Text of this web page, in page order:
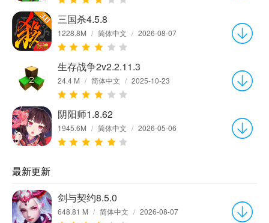
三国杀4.5.8
1228.8M / 简体中文 / 2026-08-07
生存战争2v2.2.11.3
24.4 M / 简体中文 / 2025-10-23
阴阳师1.8.62
1945.6M / 简体中文 / 2026-05-06
最新更新
剑与契约8.5.0
648.81 M / 简体中文 / 2026-08-07